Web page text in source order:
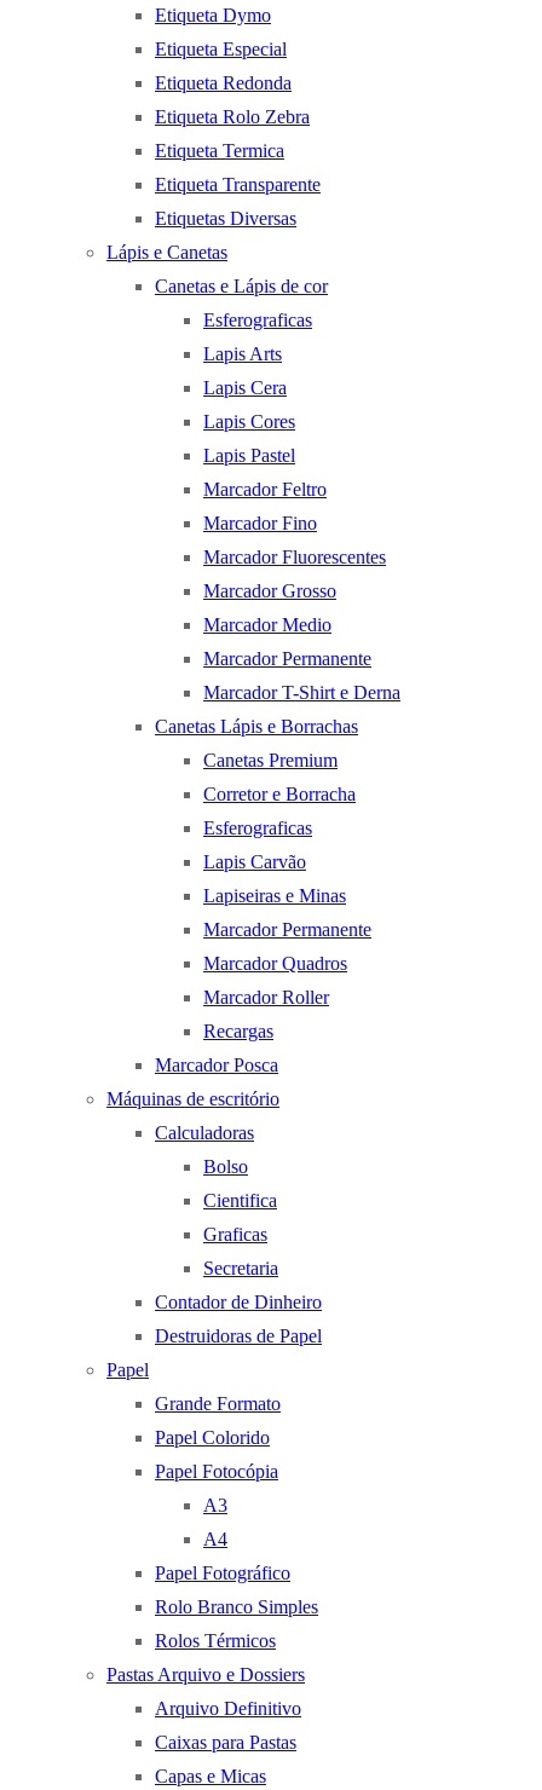
Etiqueta Dymo
Etiqueta Especial
Etiqueta Redonda
Etiqueta Rolo Zebra
Etiqueta Termica
Etiqueta Transparente
Etiquetas Diversas
Lápis e Canetas
Canetas e Lápis de cor
Esferograficas
Lapis Arts
Lapis Cera
Lapis Cores
Lapis Pastel
Marcador Feltro
Marcador Fino
Marcador Fluorescentes
Marcador Grosso
Marcador Medio
Marcador Permanente
Marcador T-Shirt e Derna
Canetas Lápis e Borrachas
Canetas Premium
Corretor e Borracha
Esferograficas
Lapis Carvão
Lapiseiras e Minas
Marcador Permanente
Marcador Quadros
Marcador Roller
Recargas
Marcador Posca
Máquinas de escritório
Calculadoras
Bolso
Cientifica
Graficas
Secretaria
Contador de Dinheiro
Destruidoras de Papel
Papel
Grande Formato
Papel Colorido
Papel Fotocópia
A3
A4
Papel Fotográfico
Rolo Branco Simples
Rolos Térmicos
Pastas Arquivo e Dossiers
Arquivo Definitivo
Caixas para Pastas
Capas e Micas